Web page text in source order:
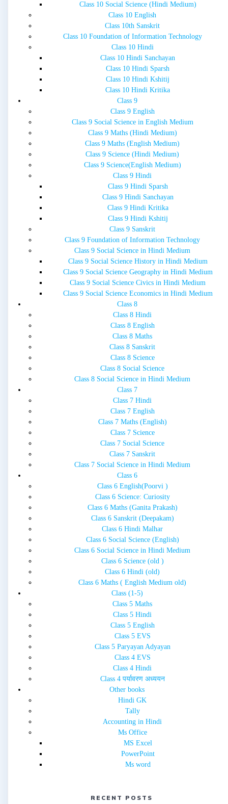
Class 10 Social Science (Hindi Medium)
Class 10 English
Class 10th Sanskrit
Class 10 Foundation of Information Technology
Class 10 Hindi
Class 10 Hindi Sanchayan
Class 10 Hindi Sparsh
Class 10 Hindi Kshitij
Class 10 Hindi Kritika
Class 9
Class 9 English
Class 9 Social Science in English Medium
Class 9 Maths (Hindi Medium)
Class 9 Maths (English Medium)
Class 9 Science (Hindi Medium)
Class 9 Science(English Medium)
Class 9 Hindi
Class 9 Hindi Sparsh
Class 9 Hindi Sanchayan
Class 9 Hindi Kritika
Class 9 Hindi Kshitij
Class 9 Sanskrit
Class 9 Foundation of Information Technology
Class 9 Social Science in Hindi Medium
Class 9 Social Science History in Hindi Medium
Class 9 Social Science Geography in Hindi Medium
Class 9 Social Science Civics in Hindi Medium
Class 9 Social Science Economics in Hindi Medium
Class 8
Class 8 Hindi
Class 8 English
Class 8 Maths
Class 8 Sanskrit
Class 8 Science
Class 8 Social Science
Class 8 Social Science in Hindi Medium
Class 7
Class 7 Hindi
Class 7 English
Class 7 Maths (English)
Class 7 Science
Class 7 Social Science
Class 7 Sanskrit
Class 7 Social Science in Hindi Medium
Class 6
Class 6 English(Poorvi )
Class 6 Science: Curiosity
Class 6 Maths (Ganita Prakash)
Class 6 Sanskrit (Deepakam)
Class 6 Hindi Malhar
Class 6 Social Science (English)
Class 6 Social Science in Hindi Medium
Class 6 Science (old )
Class 6 Hindi (old)
Class 6 Maths ( English Medium old)
Class (1-5)
Class 5 Maths
Class 5 Hindi
Class 5 English
Class 5 EVS
Class 5 Paryayan Adyayan
Class 4 EVS
Class 4 Hindi
Class 4 पर्यावरण अध्ययन
Other books
Hindi GK
Tally
Accounting in Hindi
Ms Office
MS Excel
PowerPoint
Ms word
RECENT POSTS